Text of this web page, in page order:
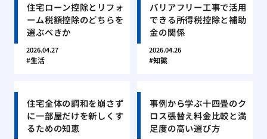
住宅ローン控除とリフォ
ーム税額控除のどちらを
選ぶべきか
2026.04.27
生活
バリアフリー工事で活用
できる所得税控除と補助
金の関係
2026.04.26
知識
住宅全体の調和を崩さず
に一部屋だけを新しくす
るための知恵
事例から学ぶ十四畳のク
ロス張替え料金比較と満
足度の高い選び方